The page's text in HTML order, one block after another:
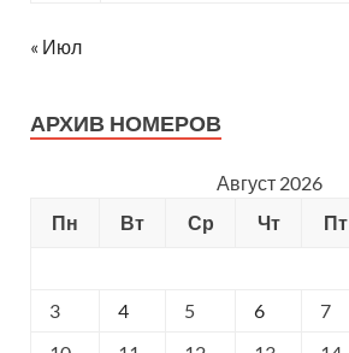
« Июл
АРХИВ НОМЕРОВ
Август 2026
Пн
Вт Ср Чт Пт
3
4 5 6 7